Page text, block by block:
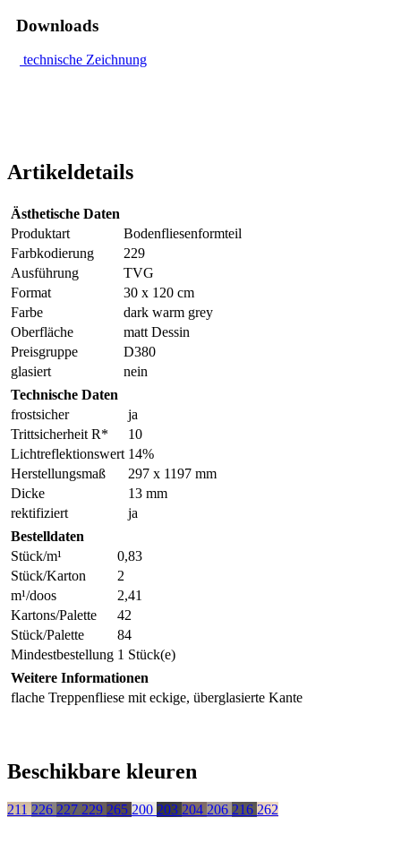
Downloads
technische Zeichnung
Artikeldetails
Ästhetische Daten
Produktart
Bodenfliesenformteil
Farbkodierung
229
Ausführung
TVG
Format
30 x 120 cm
Farbe
dark warm grey
Oberfläche
matt Dessin
Preisgruppe
D380
glasiert
nein
Technische Daten
frostsicher
ja
Trittsicherheit R*
10
Lichtreflektionswert 14%
Herstellungsmaß
297 x 1197 mm
Dicke
13 mm
rektifiziert
ja
Bestelldaten
Stück/m¹
0,83
Stück/Karton
2
m¹/doos
2,41
Kartons/Palette
42
Stück/Palette
84
Mindestbestellung 1 Stück(e)
Weitere Informationen
flache Treppenfliese mit eckige, überglasierte Kante
Beschikbare kleuren
211 226 227 229 265 200 203 204 206 216 262